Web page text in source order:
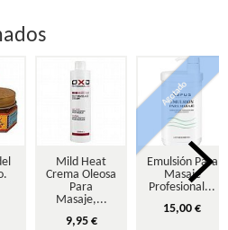
Mild Heat
Crema Oleosa
Para
Masaje,...
9,95 €
Agotado
Emulsión Para
Masaje
Profesional...
15,00 €